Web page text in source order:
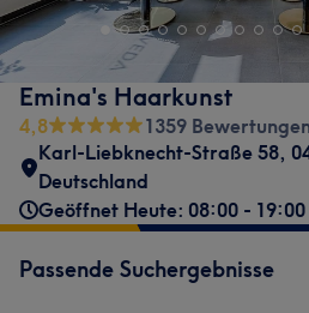
Emina's Haarkunst
4,8
1359
Karl-Liebknecht-Straße 58,
Deutschland
Geöffnet Heute: 08:00 - 19:00
Passende Suchergebnisse